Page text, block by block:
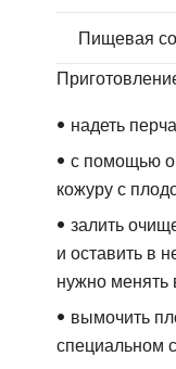
Пищевая
надеть
с помощью
кожуру с
залить
и оставить в
нужно менять
вымочить
специальном